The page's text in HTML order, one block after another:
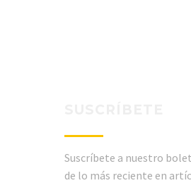
Suscríbete a nuestro
de lo más reciente en